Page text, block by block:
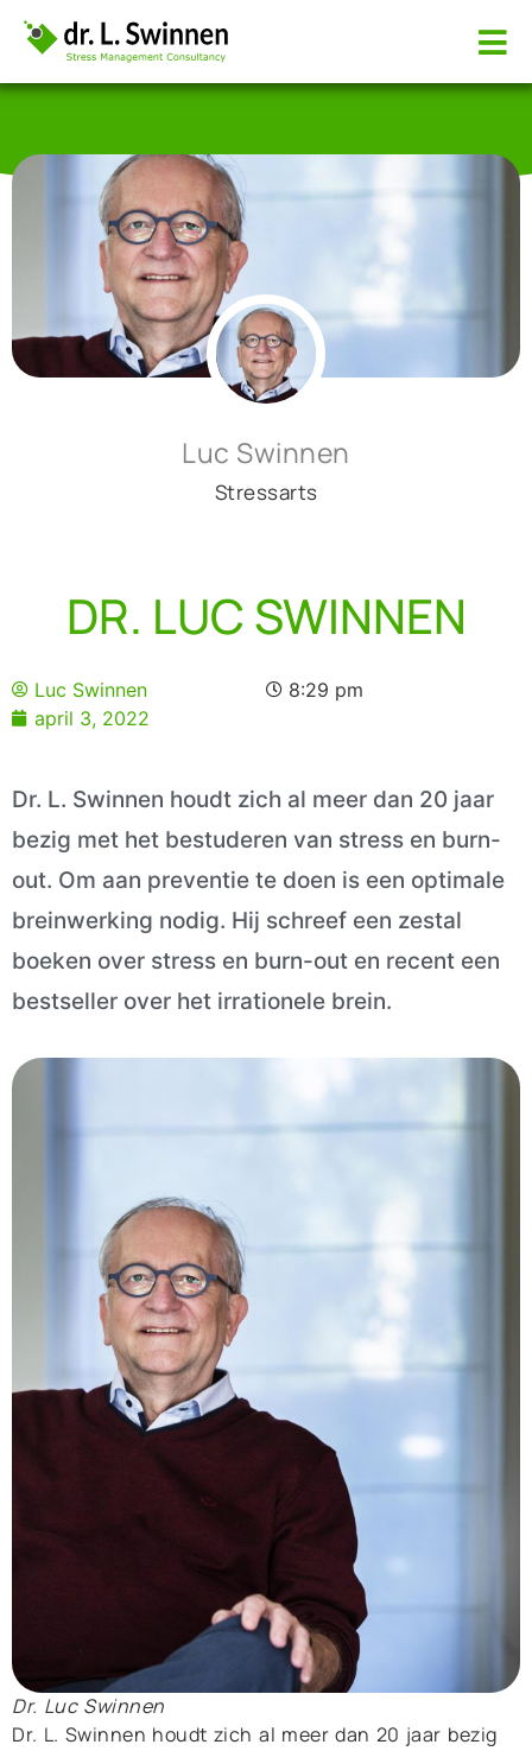
Luc Swinnen
Stressarts
DR. LUC SWINNEN
Luc Swinnen
april 3, 2022
8:29 pm
Dr. L. Swinnen houdt zich al meer dan 20 jaar
bezig met het bestuderen van stress en burn-
out. Om aan preventie te doen is een optimale
breinwerking nodig. Hij schreef een zestal
boeken over stress en burn-out en recent een
bestseller over het irrationele brein.
Dr. Luc Swinnen
Dr. L. Swinnen houdt zich al meer dan 20 jaar bezig